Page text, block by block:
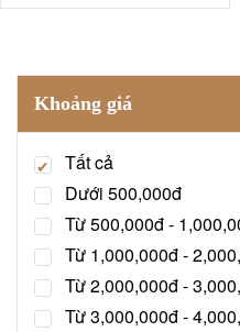
Khoảng giá
Tất cả
Dưới 500,000đ
Từ 500,000đ -
Từ 1,000,000đ -
Từ 2,000,000đ -
Từ 3,000,000đ -